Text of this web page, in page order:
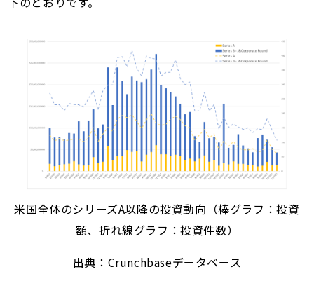
米国全体のシリーズA以降の投資動向（棒グラフ：投資
額、折れ線グラフ：投資件数）
出典：Crunchbaseデータベース